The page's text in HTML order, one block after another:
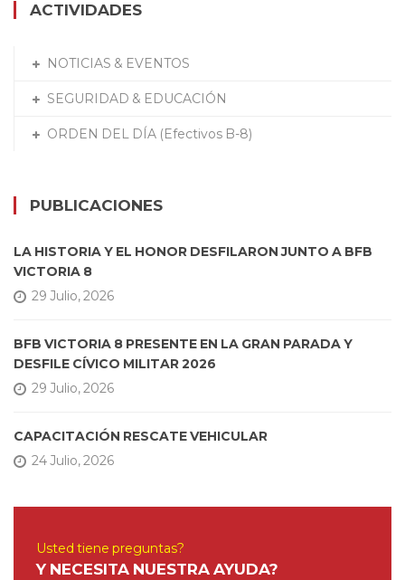
ACTIVIDADES
NOTICIAS & EVENTOS
SEGURIDAD & EDUCACIÓN
ORDEN DEL DÍA (Efectivos B-8)
PUBLICACIONES
LA HISTORIA Y EL HONOR DESFILARON JUNTO A BFB
VICTORIA 8
29 Julio, 2026
BFB VICTORIA 8 PRESENTE EN LA GRAN PARADA Y
DESFILE CÍVICO MILITAR 2026
29 Julio, 2026
CAPACITACIÓN RESCATE VEHICULAR
24 Julio, 2026
Usted tiene preguntas?
Y NECESITA NUESTRA AYUDA?